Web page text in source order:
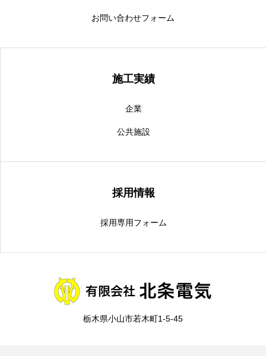
お問い合わせフォーム
施工実績
企業
公共施設
採用情報
採用専用フォーム
栃木県小山市若木町1-5-45